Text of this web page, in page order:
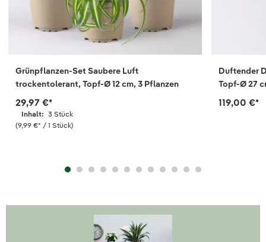
Grünpflanzen-Set Saubere Luft
trockentolerant, Topf-Ø 12 cm, 3 Pflanzen
Inhalt: 3 Stück
(9,99 €* / 1 Stück)
29,97 €*
Duftender
Topf-Ø 27
119,00 €*